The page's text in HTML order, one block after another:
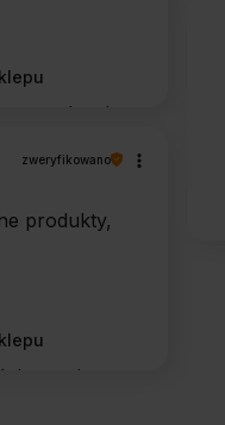
urządzenie
wielu
powinno
zweryfikowano
produkty,